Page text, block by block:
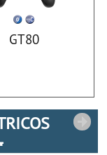
GT80